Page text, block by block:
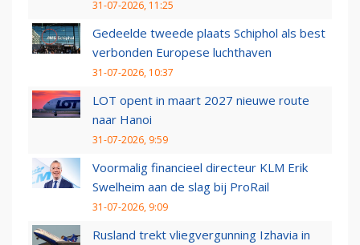
31-07-2026, 11:25
Gedeelde tweede plaats Schiphol als best
verbonden Europese luchthaven
31-07-2026, 10:37
LOT opent in maart 2027 nieuwe route
naar Hanoi
31-07-2026, 9:59
Voormalig financieel directeur KLM Erik
Swelheim aan de slag bij ProRail
31-07-2026, 9:09
Rusland trekt vliegvergunning Izhavia in